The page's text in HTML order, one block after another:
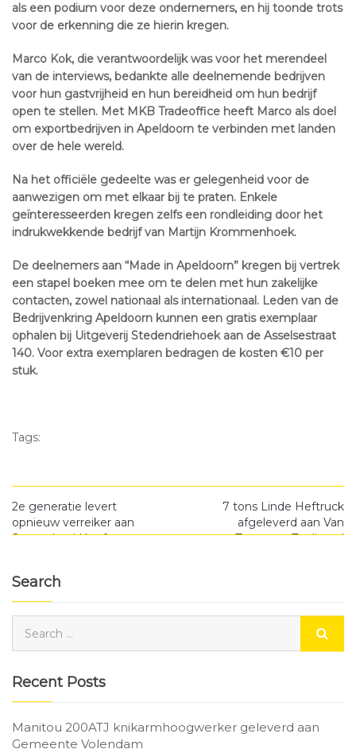
als een podium voor deze ondernemers, en hij toonde trots
voor de erkenning die ze hierin kregen.
Marco Kok, die verantwoordelijk was voor het merendeel
van de interviews, bedankte alle deelnemende bedrijven
voor hun gastvrijheid en hun bereidheid om hun bedrijf
open te stellen. Met MKB Tradeoffice heeft Marco als doel
om exportbedrijven in Apeldoorn te verbinden met landen
over de hele wereld.
Na het officiële gedeelte was er gelegenheid voor de
aanwezigen om met elkaar bij te praten. Enkele
geïnteresseerden kregen zelfs een rondleiding door het
indrukwekkende bedrijf van Martijn Krommenhoek.
De deelnemers aan “Made in Apeldoorn” kregen bij vertrek
een stapel boeken mee om te delen met hun zakelijke
contacten, zowel nationaal als internationaal. Leden van de
Bedrijvenkring Apeldoorn kunnen een gratis exemplaar
ophalen bij Uitgeverij Stedendriehoek aan de Asselsestraat
140. Voor extra exemplaren bedragen de kosten €10 per
stuk.
Tags:
2e generatie levert
opnieuw verreiker aan
Sprenglerei Hupfauer
7 tons Linde Heftruck
afgeleverd aan Van
Tongeren Trading.nl
Search
Recent Posts
Manitou 200ATJ knikarmhoogwerker geleverd aan
Gemeente Volendam